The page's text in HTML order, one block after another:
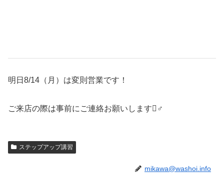
明日8/14（月）は変則営業です！
ご来店の際は事前にご連絡お願いします‍♂️
ステップアップ講習
mikawa@washoi.info